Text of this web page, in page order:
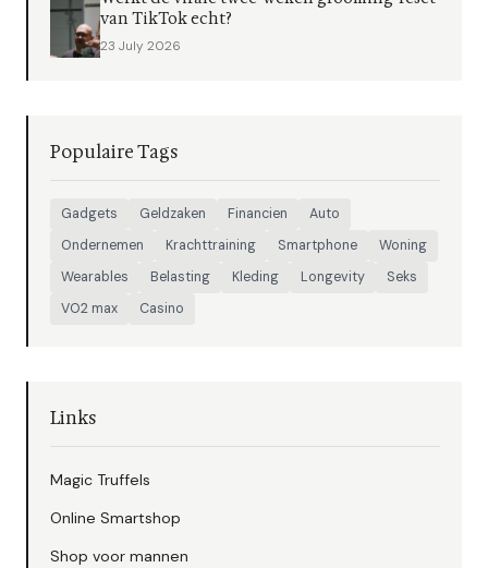
van TikTok echt?
23 July 2026
Populaire Tags
Gadgets Geldzaken Financien
Auto
Ondernemen
Krachttraining Smartphone
Woning
Wearables
Belasting Kleding Longevity
Seks
VO2 max
Casino
Links
Magic Truffels
Online Smartshop
Shop voor mannen